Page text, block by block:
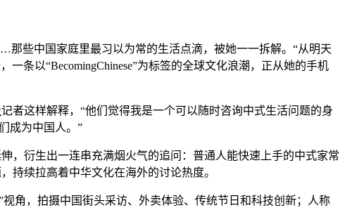
些中国家庭里最习以为常的生活点滴，被她一一拆解。“从明天
条以“BecomingChinese”为标签的全球文化浪潮，正从她的手机
记者这样解释，“他们觉得我是一个可以随时咨询中式生活问题的身
成为中国人。”
衍生出一连串充满烟火气的追问：普通人能快速上手的中式家常
持续拉高着中华文化在海外的讨论热度。
角，拍摄中国街头采访、外卖体验、传统节日和科技创新；人称